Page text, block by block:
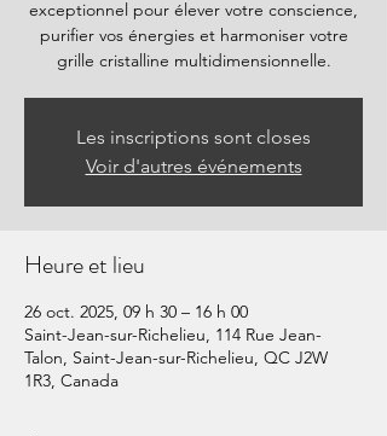
exceptionnel pour élever votre conscience,
purifier vos énergies et harmoniser votre
grille cristalline multidimensionnelle.
Les inscriptions sont closes
Voir d'autres événements
Heure et lieu
26 oct. 2025, 09 h 30 – 16 h 00
Saint-Jean-sur-Richelieu, 114 Rue Jean-
Talon, Saint-Jean-sur-Richelieu, QC J2W
1R3, Canada